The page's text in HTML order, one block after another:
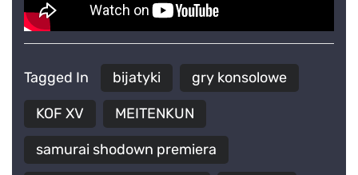
Tagged In bijatyki gry konsolowe
KOF XV MEITENKUN
samurai shodown premiera